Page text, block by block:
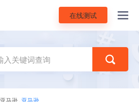
在线测试
亚马逊 亚马逊